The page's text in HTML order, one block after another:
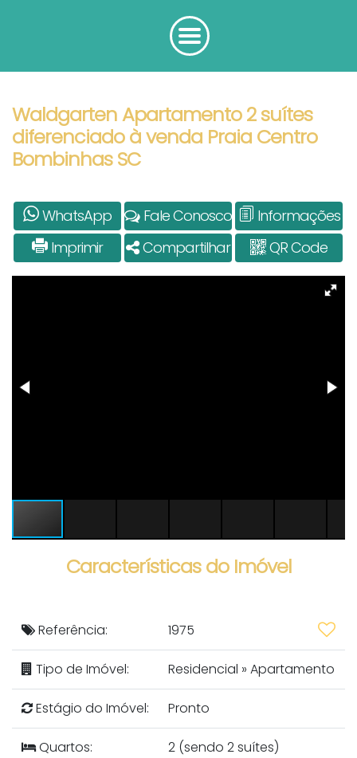
Waldgarten Apartamento 2 suítes
diferenciado à venda Praia Centro
Bombinhas SC
WhatsApp Fale Conosco
Informações
Imprimir
Compartilhar QR Code
Características do Imóvel
Referência: 1975
Tipo de Imóvel: Residencial » Apartamento
Estágio do Imóvel: Pronto
Quartos: 2 (sendo 2 suítes)